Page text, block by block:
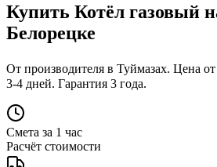
Купить Котёл газовый
Белорецке
От производителя в Туймазах. Цена
3-4 дней. Гарантия 3 года.
Смета за 1 час
Расчёт стоимости